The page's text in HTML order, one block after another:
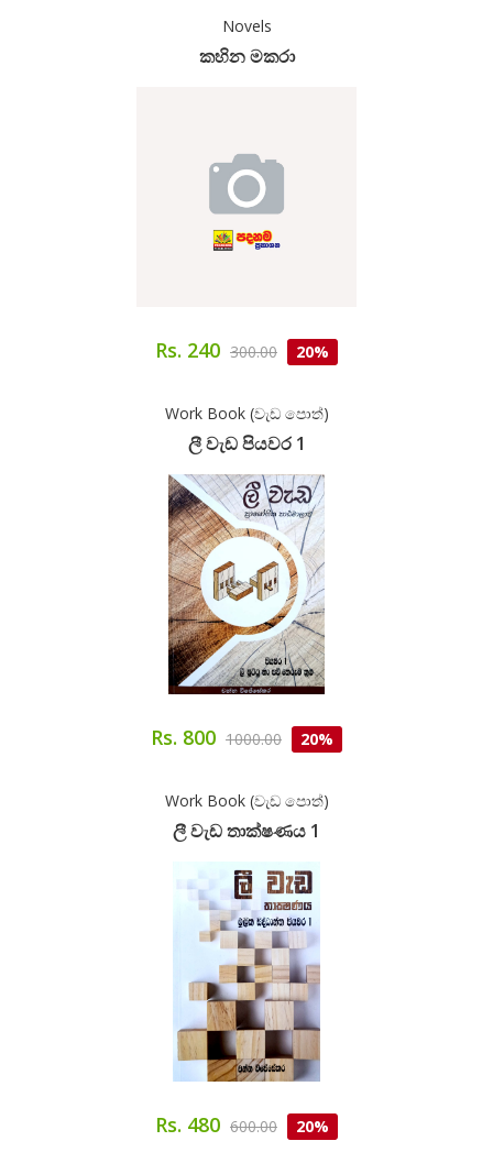
Novels
කහින මකරා
Rs. 240 300.00 20%
Work Book (වැඩ පොත්)
ලී වැඩ පියවර 1
Rs. 800 1000.00 20%
Work Book (වැඩ පොත්)
ලී වැඩ තාක්ෂණය 1
Rs. 480 600.00 20%